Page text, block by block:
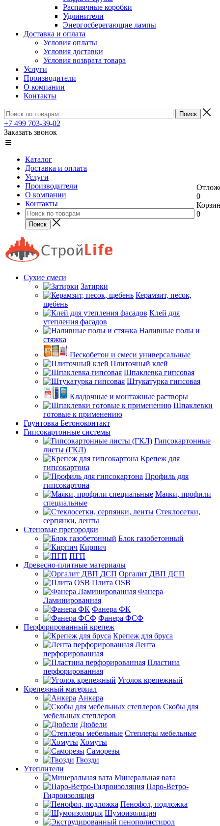
Распаячные коробки
Удлинители
Энергосберегающие лампы
Доставка и оплата
Условия оплаты
Условия доставки
Условия возврата товара
Услуги
Производители
О компании
Контакты
+7 499 703-39-02
Заказать звонок
Каталог
Доставка и оплата
Услуги
Производители
О компании
Контакты
0
0
Сухие смеси
Затирки
Керамзит, песок,
щебень
Клей для
утепления фасадов
Наливные полы и
стяжка
Пескобетон и смеси универсальные
Плиточный клей
Шпаклевка гипсовая
Штукатурка гипсовая
Кладочные и монтажные растворы
Шпаклевки
готовые к применению
Грунтовка Бетоноконтакт
Гипсокартонные системы
Гипсокартонные
листы (ГКЛ)
Крепеж для
гипсокартона
Профиль для
гипсокартона
Маяки, профили
специальные
Стеклосетки,
серпянки, ленты
Стеновые прегородки
Блок газобетонный
Кирпич
ПГП
Древесно-плитные материалы
Оргалит ДВП ДСП
Плита OSB
Фанера
Ламинированная
Фанера ФК
Фанера ФСФ
Перфорированный крепеж
Крепеж для бруса
Лента
перфорированная
Пластина
перфорированная
Уголок крепежный
Крепежный материал
Анкера
Скобы для
мебельных степлеров
Дюбели
Степлеры мебельные
Хомуты
Саморезы
Гвозди
Утеплители
Минеральная вата
Паро-Ветро-
Гидроизоляция
Пенофол, подложка
Шумоизоляция